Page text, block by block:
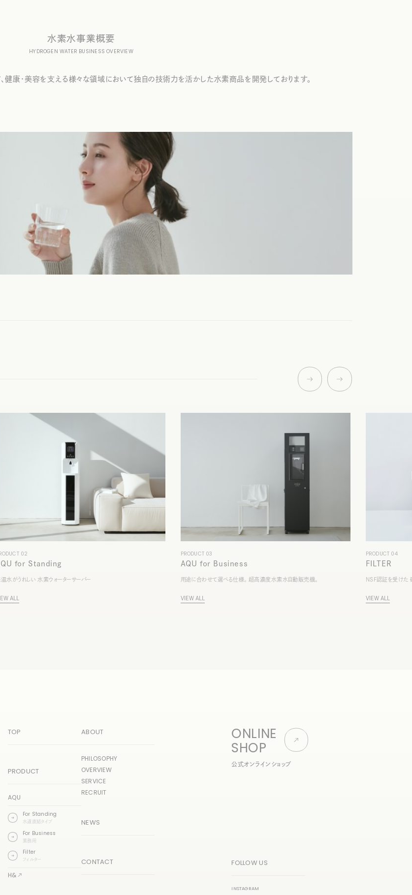
水素水事業概要
HYDROGEN WATER BUSINESS OVERVIEW
、健康・美容を支える様々な領域において独自の技術力を活かした水素商品を開発しております。
02
for Standing
水がうれしい 水素ウォーターサーバー
EW A
PRODUCT 03
AQU for Business
用途に合わせて選べる仕様。 超高濃度水素水自動販売機。
VI EW A
PRODUCT 04
FILTER
NSF認証を受けた
VI EW A
TOP
PRODUCT
AQU
For Standing
水道直結タイプ
For Business
業務用
Filter
フィルター
H&
ABOUT
PHILOSOPHY
OVERVIEW
SERVICE
RECRUIT
NEWS
CONTACT
ONLINE
SHOP
公式オンラインショップ
FOLLOW US
INSTAGRAM